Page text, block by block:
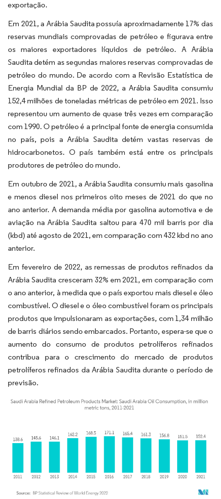
exportação.
Em 2021, a Arábia Saudita possuía aproximadamente 17% das
reservas mundiais comprovadas de petróleo e figurava entre
os maiores exportadores líquidos de petróleo. A Arábia
Saudita detém as segundas maiores reservas comprovadas de
petróleo do mundo. De acordo com a Revisão Estatística de
Energia Mundial da BP de 2022, a Arábia Saudita consumiu
152,4 milhões de toneladas métricas de petróleo em 2021. Isso
representou um aumento de quase três vezes em comparação
com 1990. O petróleo é a principal fonte de energia consumida
no país, pois a Arábia Saudita detém vastas reservas de
hidrocarbonetos. O país também está entre os principais
produtores de petróleo do mundo.
Em outubro de 2021, a Arábia Saudita consumiu mais gasolina
e menos diesel nos primeiros oito meses de 2021 do que no
ano anterior. A demanda média por gasolina automotiva e de
aviação na Arábia Saudita saltou para 470 mil barris por dia
(kbd) até agosto de 2021, em comparação com 432 kbd no ano
anterior.
Em fevereiro de 2022, as remessas de produtos refinados da
Arábia Saudita cresceram 32% em 2021, em comparação com
o ano anterior, à medida que o país exportou mais diesel e óleo
combustível. O diesel e o óleo combustível foram os principais
produtos que impulsionaram as exportações, com 1,34 milhão
de barris diários sendo embarcados. Portanto, espera-se que o
aumento do consumo de produtos petrolíferos refinados
contribua para o crescimento do mercado de produtos
petrolíferos refinados da Arábia Saudita durante o período de
previsão.